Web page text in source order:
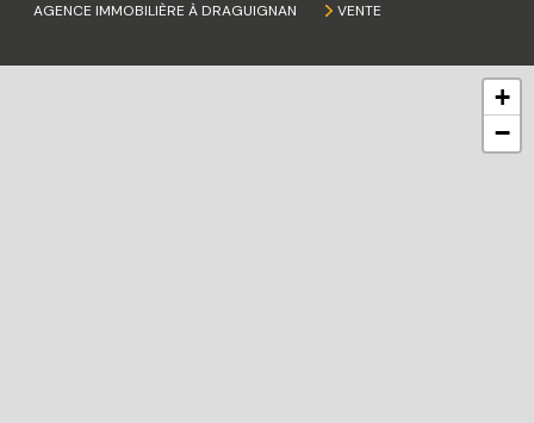
AGENCE IMMOBILIÈRE À DRAGUIGNAN VENTE
+
−